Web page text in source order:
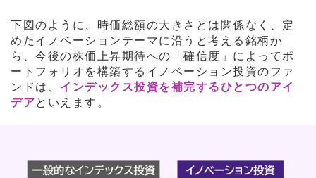
下図のように、時価総額の大きさとは関係なく、定
めたイノベーションテーマに沿うと考える銘柄か
ら、今後の株価上昇期待への「確信度」によってポ
ートフォリオを構築するイノベーション投資のファ
ンドは、 インデックス投資を補完するひとつのアイ
デアといえます。